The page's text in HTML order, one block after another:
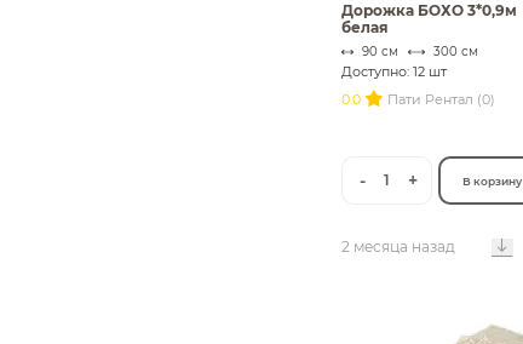
Дорожка БОХО 3*0,9м
белая
90 см 300 см
Доступно: 12 шт
0.0
Пати Рентал (0)
- 1 + В корзину
2 месяца назад